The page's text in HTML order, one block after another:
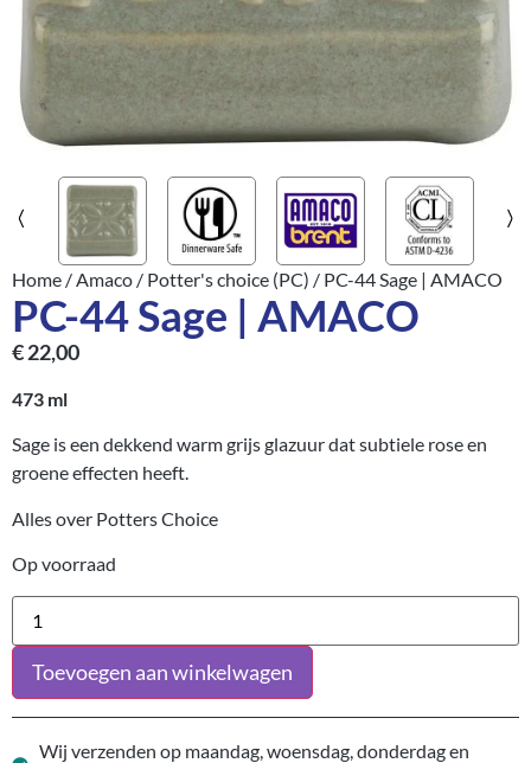
Home / Amaco / Potter's choice (PC) / PC-44 Sage | AMACO
PC-44 Sage | AMACO
€22,00
473 ml
Sage is een dekkend warm grijs glazuur dat subtiele rose en
groene effecten heeft.
Alles over Potters Choice
Op voorraad
Toevoegen aan winkelwagen
Wij verzenden op maandag, woensdag, donderdag en